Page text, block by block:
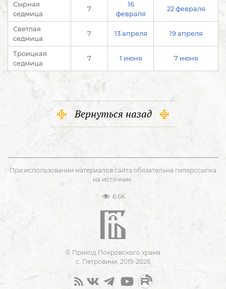
Сырная
седмица
7
16
февраля
22 февраля
Светлая
седмица
7 13 апреля 19 апреля
Троицкая
седмица
7 1 июня 7 июня
Вернуться назад
При использовании материалов сайта обязательна гиперссылка
на источник.
6.6K
© Приход Покровского храма
с. Петровичи, 2019-2026